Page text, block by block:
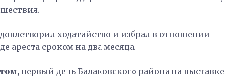
ходатайство и избрал в отношении
ареста сроком на два месяца.
первый день Балаковского района на выставке